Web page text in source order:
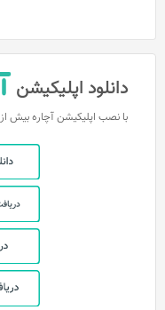
دانلود اپلیکیشن
با نصب اپلیکیشن آچاره بیش از 256 خدمت مورد نیاز در جیب شماست.